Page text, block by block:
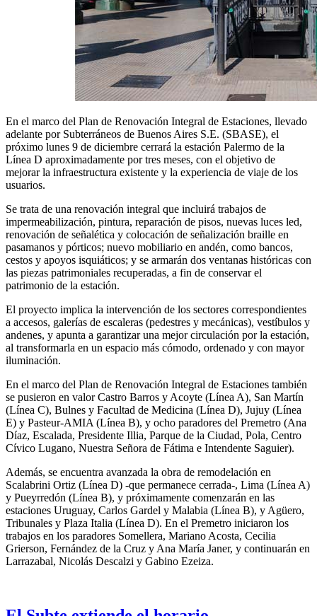
En el marco del Plan de Renovación Integral de Estaciones, llevado
adelante por Subterráneos de Buenos Aires S.E. (SBASE), el
próximo lunes 9 de diciembre cerrará la estación Palermo de la
Línea D aproximadamente por tres meses, con el objetivo de
mejorar la infraestructura existente y la experiencia de viaje de los
usuarios.
Se trata de una renovación integral que incluirá trabajos de
impermeabilización, pintura, reparación de pisos, nuevas luces led,
renovación de señalética y colocación de señalización braille en
pasamanos y pórticos; nuevo mobiliario en andén, como bancos,
cestos y apoyos isquiáticos; y se armarán dos ventanas históricas con
las piezas patrimoniales recuperadas, a fin de conservar el
patrimonio de la estación.
El proyecto implica la intervención de los sectores correspondientes
a accesos, galerías de escaleras (pedestres y mecánicas), vestíbulos y
andenes, y apunta a garantizar una mejor circulación por la estación,
al transformarla en un espacio más cómodo, ordenado y con mayor
iluminación.
En el marco del Plan de Renovación Integral de Estaciones también
se pusieron en valor Castro Barros y Acoyte (Línea A), San Martín
(Línea C), Bulnes y Facultad de Medicina (Línea D), Jujuy (Línea
E) y Pasteur-AMIA (Línea B), y ocho paradores del Premetro (Ana
Díaz, Escalada, Presidente Illia, Parque de la Ciudad, Pola, Centro
Cívico Lugano, Nuestra Señora de Fátima e Intendente Saguier).
Además, se encuentra avanzada la obra de remodelación en
Scalabrini Ortiz (Línea D) -que permanece cerrada-, Lima (Línea A)
y Pueyrredón (Línea B), y próximamente comenzarán en las
estaciones Uruguay, Carlos Gardel y Malabia (Línea B), y Agüero,
Tribunales y Plaza Italia (Línea D). En el Premetro iniciaron los
trabajos en los paradores Somellera, Mariano Acosta, Cecilia
Grierson, Fernández de la Cruz y Ana María Janer, y continuarán en
Larrazabal, Nicolás Descalzi y Gabino Ezeiza.